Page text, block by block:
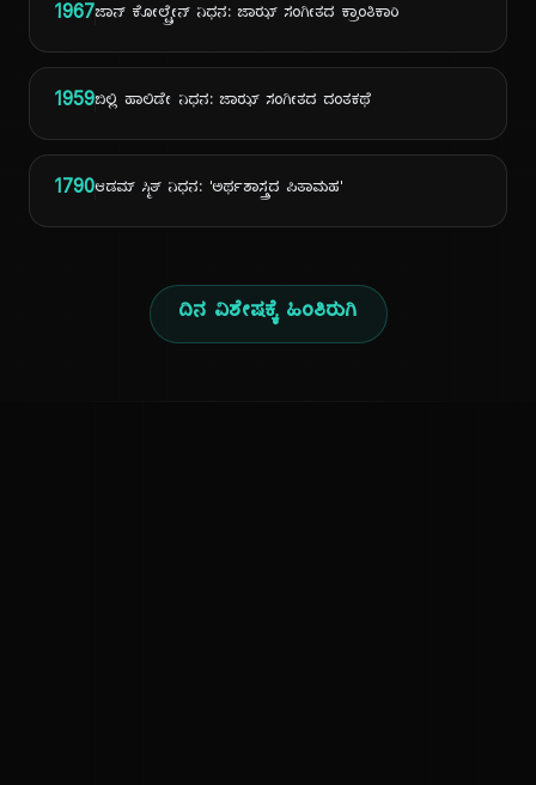
1967ಜಾನ್ ಕೋಲ್ಟ್ರೇನ್ ನಿಧನ: ಜಾಝ್ ಸಂಗೀತದ ಕ್ರಾಂತಿಕಾರಿ
1959ಬಿಲ್ಲಿ ಹಾಲಿಡೇ ನಿಧನ: ಜಾಝ್ ಸಂಗೀತದ ದಂತಕಥೆ
1790ಆಡಮ್ ಸ್ಮಿತ್ ನಿಧನ: 'ಅರ್ಥಶಾಸ್ತ್ರದ ಪಿತಾಮಹ'
ದಿನ ವಿಶೇಷಕ್ಕೆ ಹಿಂತಿರುಗಿ